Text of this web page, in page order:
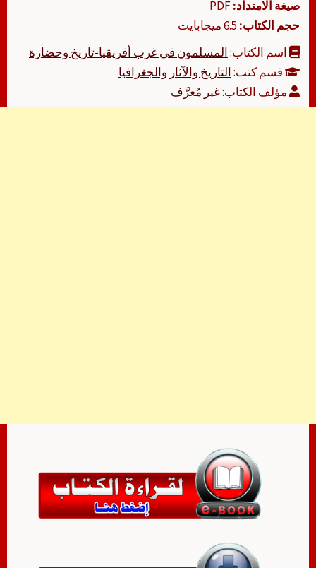
صيغة الامتداد:
حجم الكتاب:
اسم الكتاب:المسلمون في غرب أفريقيا-تاريخ وحضارة
قسم كتب:التاريخ والآثار والجغرافيا
مؤلف الكتاب:غير مُعرَّف